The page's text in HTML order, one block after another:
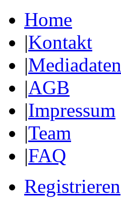
Home
|Kontakt
|Mediadaten
|AGB
|Impressum
|Team
|FAQ
Registrieren